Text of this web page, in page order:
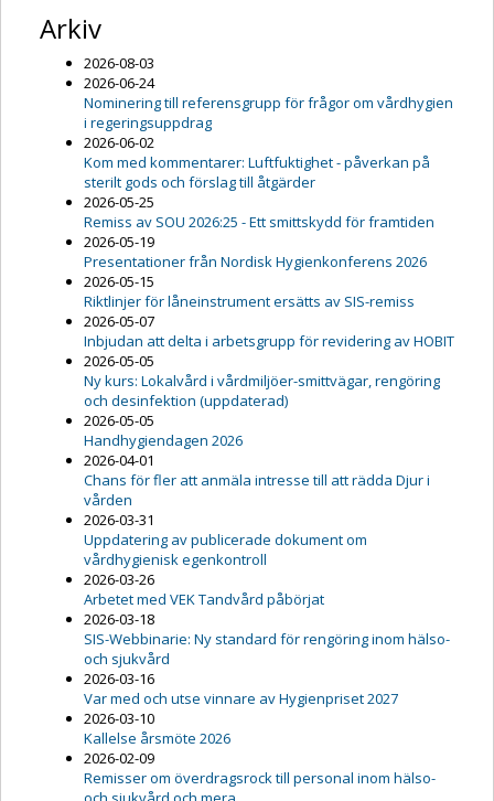
Arkiv
2026-08-03
2026-06-24
Nominering till referensgrupp för frågor om vårdhygien
i regeringsuppdrag
2026-06-02
Kom med kommentarer: Luftfuktighet - påverkan på
sterilt gods och förslag till åtgärder
2026-05-25
Remiss av SOU 2026:25 - Ett smittskydd för framtiden
2026-05-19
Presentationer från Nordisk Hygienkonferens 2026
2026-05-15
Riktlinjer för låneinstrument ersätts av SIS-remiss
2026-05-07
Inbjudan att delta i arbetsgrupp för revidering av HOBIT
2026-05-05
Ny kurs: Lokalvård i vårdmiljöer-smittvägar, rengöring
och desinfektion (uppdaterad)
2026-05-05
Handhygiendagen 2026
2026-04-01
Chans för fler att anmäla intresse till att rädda Djur i
vården
2026-03-31
Uppdatering av publicerade dokument om
vårdhygienisk egenkontroll
2026-03-26
Arbetet med VEK Tandvård påbörjat
2026-03-18
SIS-Webbinarie: Ny standard för rengöring inom hälso-
och sjukvård
2026-03-16
Var med och utse vinnare av Hygienpriset 2027
2026-03-10
Kallelse årsmöte 2026
2026-02-09
Remisser om överdragsrock till personal inom hälso-